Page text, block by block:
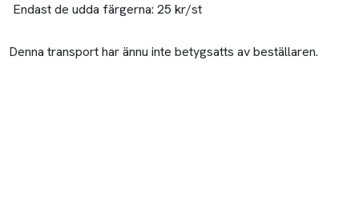
Endast de udda färgerna: 25 kr/st
Denna transport har ännu inte betygsatts av beställaren.